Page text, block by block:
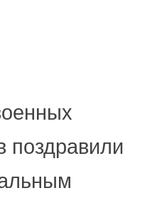
поздравили